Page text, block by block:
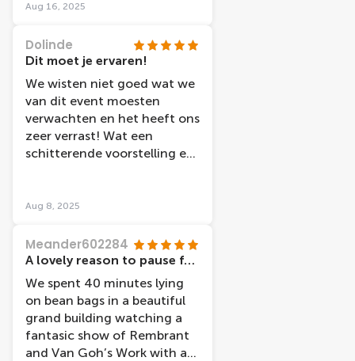
Aug 16, 2025
Dolinde
Dit moet je ervaren!
We wisten niet goed wat we
van dit event moesten
verwachten en het heeft ons
zeer verrast! Wat een
schitterende voorstelling en
Heel knap hoe de
schilderijen gebruikt worden
om de beelden in elkaar te
laten vloeien. Ook de
verhaallijn ahv de brieven
van van Gogh aan zijn broer
is heel mooi en
indrukwekkend uitgewerkt!
Aug 8, 2025
Meander602284
A lovely reason to pause for 40 mins and soak up some Dutch culture
We spent 40 minutes lying
on bean bags in a beautiful
grand building watching a
fantasic show of Rembrant
and Van Goh’s Work with a